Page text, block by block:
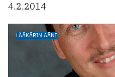
4.2.2014
LÄÄKÄRIN ÄÄNI